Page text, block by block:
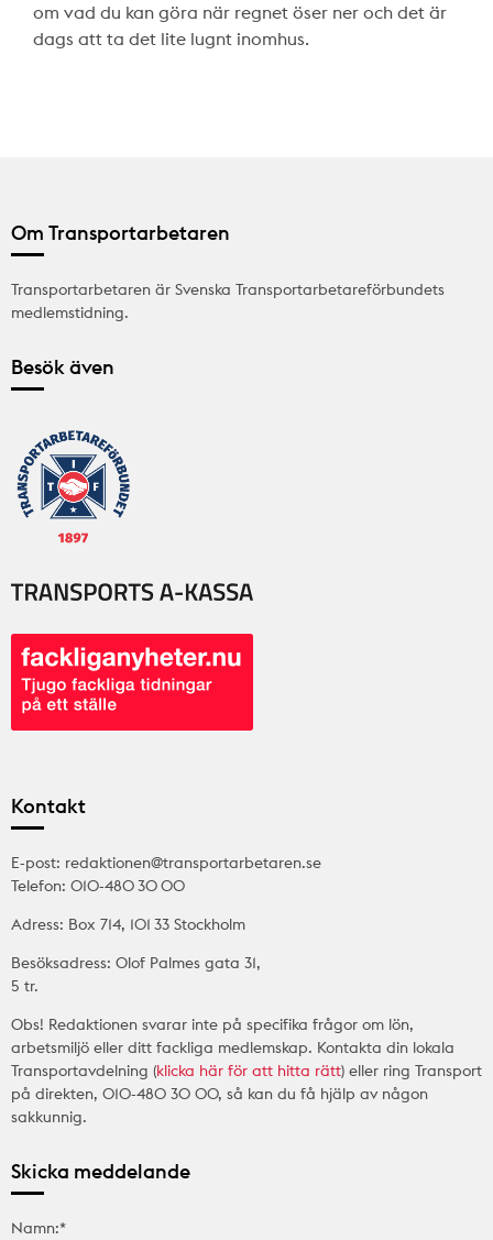
om vad du kan göra när regnet öser ner och det är
dags att ta det lite lugnt inomhus.
Om Transportarbetaren
Transportarbetaren är Svenska Transportarbetareförbundets
medlemstidning.
Besök även
Kontakt
E-post: redaktionen@transportarbetaren.se
Telefon: 010-480 30 00
Adress: Box 714, 101 33 Stockholm
Besöksadress: Olof Palmes gata 31,
5 tr.
Obs! Redaktionen svarar inte på specifika frågor om lön,
arbetsmiljö eller ditt fackliga medlemskap. Kontakta din lokala
Transportavdelning (klicka här för att hitta rätt) eller ring Transport
på direkten, 010-480 30 00, så kan du få hjälp av någon
sakkunnig.
Skicka meddelande
Namn:*